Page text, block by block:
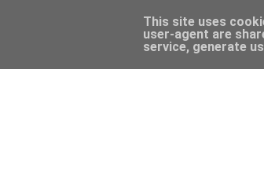
This site uses
user-agent are
service, generate